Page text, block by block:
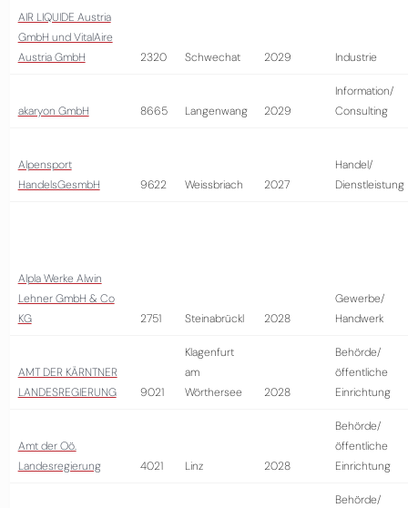
AIR LIQUIDE Austria
GmbH und VitalAire
Austria GmbH
2320 Schwechat 2029 Industrie
akaryon GmbH 8665 Langenwang 2029
Information/
Consulting
Alpensport
HandelsGesmbH
9622 Weissbriach 2027
Handel/
Dienstleistung
Alpla Werke Alwin
Lehner GmbH & Co
KG
2751 Steinabrückl 2028
Gewerbe/
Handwerk
AMT DER KÄRNTNER
LANDESREGIERUNG
9021
Klagenfurt
am
Wörthersee
2028
Behörde/
öffentliche
Einrichtung
Amt der Oö.
Landesregierung
4021 Linz 2028
Behörde/
öffentliche
Einrichtung
Behörde/